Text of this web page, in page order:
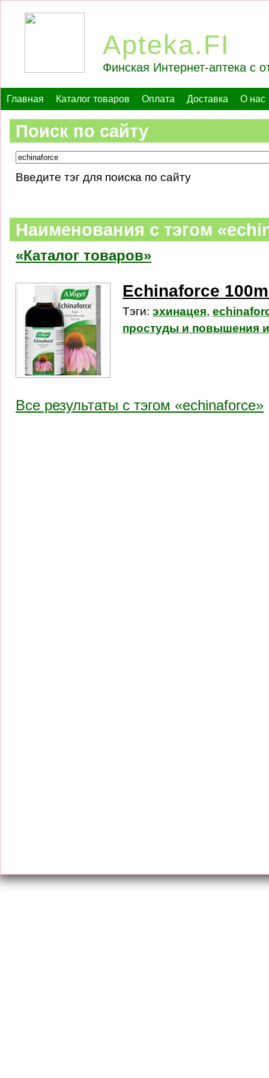
Apteka.FI
Финская Интернет-аптека с
Главная Каталог товаров Оплата Доставка О нас
Поиск по сайту
Введите тэг для поиска по сайту
Наименования c тэгом
«Каталог товаров»
Echinaforce
Тэги: эхинацея,
простуды и повышения
Все результаты c тэгом «echinaforce»